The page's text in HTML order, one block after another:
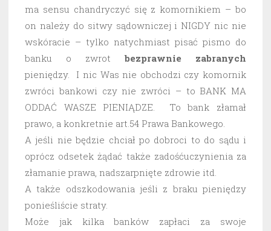
ma sensu chandryczyć się z komornikiem – bo
on należy do sitwy sądowniczej i NIGDY nic nie
wskóracie – tylko natychmiast pisać pismo do
banku o zwrot bezprawnie
zabranych
pieniędzy. I nic Was nie obchodzi czy komornik
zwróci bankowi czy nie zwróci – to BANK MA
ODDAĆ WASZE PIENIĄDZE. To bank złamał
prawo, a konkretnie art.54 Prawa Bankowego.
A jeśli nie będzie chciał po dobroci to do sądu i
oprócz odsetek żądać także zadośćuczynienia za
złamanie prawa, nadszarpnięte zdrowie itd.
A także odszkodowania jeśli z braku pieniędzy
ponieśliście straty.
Może jak kilka banków zapłaci za swoje